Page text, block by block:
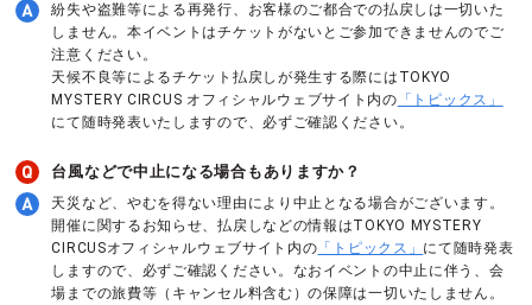
紛失や盗難等による再発行、お客様のご都合での払戻しは一切いた
しません。本イベントはチケットがないとご参加できませんのでご
注意ください。
天候不良等によるチケット払戻しが発生する際にはTOKYO
MYSTERY CIRCUS オフィシャルウェブサイト内の 「トピックス」
にて随時発表いたしますので、必ずご確認ください。
台風などで中止になる場合もありますか？
天災など、やむを得ない理由により中止となる場合がございます。
開催に関するお知らせ、払戻しなどの情報はTOKYO MYSTERY
CIRCUSオフィシャルウェブサイト内の 「トピックス」 にて随時発表
しますので、必ずご確認ください。なおイベントの中止に伴う、会
場までの旅費等（キャンセル料含む）の保障は一切いたしません。